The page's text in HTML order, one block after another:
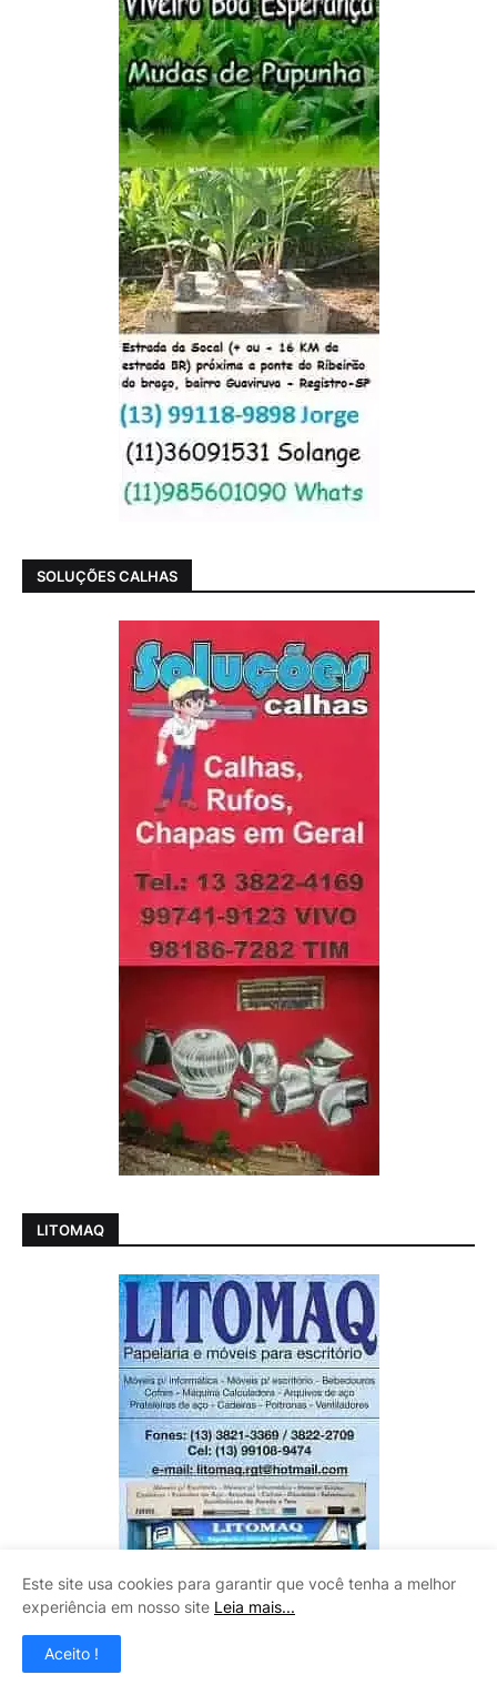
SOLUÇÕES CALHAS
LITOMAQ
Este site usa cookies para garantir que você tenha a melhor
experiência em nosso site Leia mais...
Aceito !